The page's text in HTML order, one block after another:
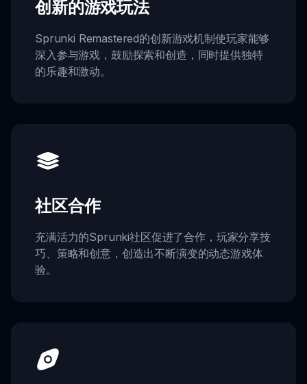
创新的游戏玩法
Sprunki Remastered的创新游戏机制使玩家能够
深入参与游戏，鼓励探索和创造，同时提供独特
的乐趣和激动。
社区合作
充满活力的Sprunki社区促进了合作，玩家分享技
巧、策略和创意，创造出不断演变的动态游戏体
验。